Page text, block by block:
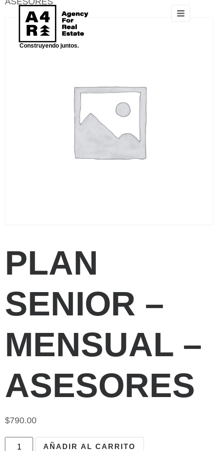
Construyendo juntos.
PLAN
SENIOR –
MENSUAL –
ASESORES
$790.00
AÑADIR AL CARRITO